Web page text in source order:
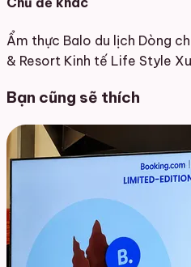
Ẩm thực Balo du lịch Dòng
& Resort Kinh tế Life Style
Bạn cũng sẽ thích